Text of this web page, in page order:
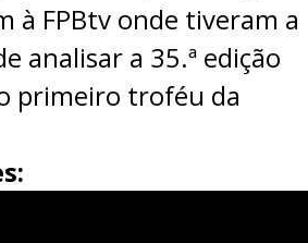
à FPBtv onde tiveram a
analisar a 35.ª edição
primeiro troféu da